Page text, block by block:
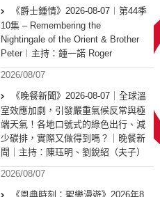
《爵士鍾情》2026-08-07︱第44季
10集 – Remembering the
Nightingale of the Orient & Brother
Peter︱主持：鍾一諾 Roger
2026/08/07
《晚餐新聞》2026-08-07｜全球溫
室效應加劇，引發嚴重氣候反常與極
端天氣！各地口號式的綠色出行、減
少碳排，實際又做得到嗎？｜晚餐新
聞｜主持：陳珏明、劉銳紹（夫子）
2026/08/07
《恩典時刻：聖樂漫遊》2026年8